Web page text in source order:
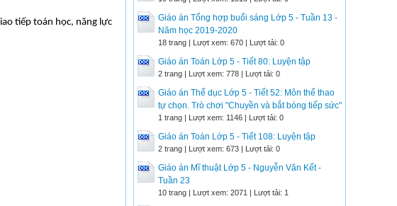
tiếp toán học, năng lực
Giáo án Tổng hợp buổi sáng Lớp 5 - Tuần 13 -
Năm học 2019-2020
18 trang | Lượt xem: 670 | Lượt tải: 0
Giáo án Toán Lớp 5 - Tiết 80: Luyện tập
2 trang | Lượt xem: 778 | Lượt tải: 0
Giáo án Thể dục Lớp 5 - Tiết 52: Môn thể thao
tự chọn. Trò chơi "Chuyền và bắt bóng tiếp sức"
1 trang | Lượt xem: 1146 | Lượt tải: 0
Giáo án Toán Lớp 5 - Tiết 108: Luyện tập
2 trang | Lượt xem: 673 | Lượt tải: 0
Giáo án Mĩ thuật Lớp 5 - Nguyễn Văn Kết -
Tuần 23
10 trang | Lượt xem: 2071 | Lượt tải: 1